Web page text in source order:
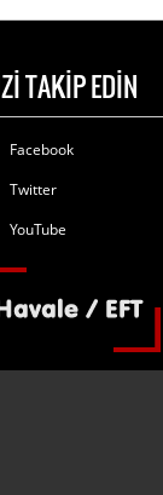
TAKİP EDİN
Facebook
Twitter
YouTube